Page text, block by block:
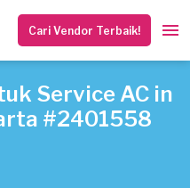
Cari Vendor Terbaik!
Service AC in
#2401558